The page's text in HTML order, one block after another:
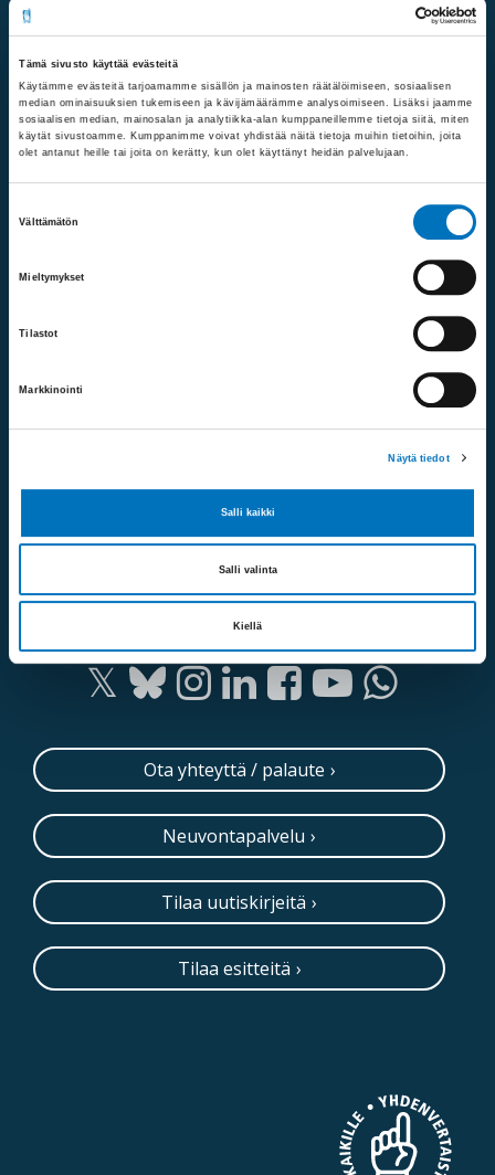
Tämä sivusto käyttää evästeitä
Käytämme evästeitä tarjoamamme sisällön ja mainosten räätälöimiseen, sosiaalisen
median ominaisuuksien tukemiseen ja kävijämäärämme analysoimiseen. Lisäksi jaamme
sosiaalisen median, mainosalan ja analytiikka-alan kumppaneillemme tietoja siitä, miten
käytät sivustoamme. Kumppanimme voivat yhdistää näitä tietoja muihin tietoihin, joita
olet antanut heille tai joita on kerätty, kun olet käyttänyt heidän palvelujaan.
Välttämätön
Mieltymykset
Tilastot
Markkinointi
Näytä tiedot
Salli kaikki
Salli valinta
Kiellä
Mannerheimintie 107,
00280 Helsinki
Saapumisohjeet
Puhelinvaihde:
Verkkolaskuosoitteet
Medialle
Ammattiopisto Spesia
Seuraa meitä
Ota yhteyttä / palaute
Neuvontapalvelu
Tilaa uutiskirjeitä
Tilaa esitteitä